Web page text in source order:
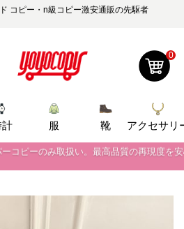
コピー・n級コピー激安通販の先駆者
0
計 服 靴 アクセサリ
ーコピーのみ取扱い。最高品質の再現度を